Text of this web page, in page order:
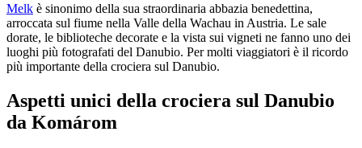
Melk è sinonimo della sua straordinaria abbazia benedettina,
arroccata sul fiume nella Valle della Wachau in Austria. Le sale
dorate, le biblioteche decorate e la vista sui vigneti ne fanno uno dei
luoghi più fotografati del Danubio. Per molti viaggiatori è il ricordo
più importante della crociera sul Danubio.
Aspetti unici della crociera sul Danubio
da Komárom